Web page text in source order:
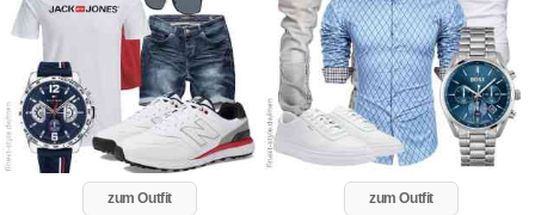
zum Outfit zum Outfit